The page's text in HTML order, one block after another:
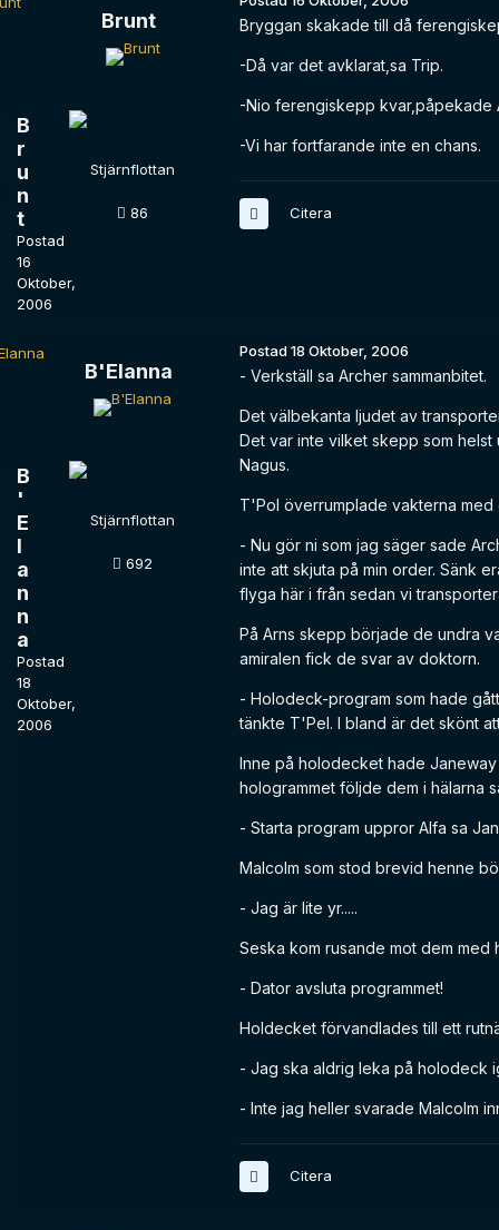
B
r
u
n
t
Postad
16
Oktober,
2006
Brunt
Stjärnflottan
86
Bryggan skakade till då
-Då var det avklarat,sa Trip.
-Nio ferengiskepp kvar,påpekade
-Vi har fortfarande inte en chans.
Citera
B
'
E
l
a
n
n
a
Postad
18
Oktober,
2006
B'Elanna
Stjärnflottan
692
Postad18 Oktober, 2006
- Verkställ sa Archer sammanbitet.
Det välbekanta ljudet av
Det var inte vilket skepp som
Nagus.
T'Pol överrumplade vakterna
- Nu gör ni som jag säger sade
inte att skjuta på min order. Sänk
flyga här i från sedan vi
På Arns skepp började de undra
amiralen fick de svar av doktorn.
- Holodeck-program som hade
tänkte T'Pel. I bland är det skönt
Inne på holodecket hade
hologrammet följde dem i hälarna
- Starta program uppror Alfa sa
Malcolm som stod brevid henne
- Jag är lite yr.....
Seska kom rusande mot dem med
- Dator avsluta programmet!
Holdecket förvandlades till ett
- Jag ska aldrig leka på holodeck
- Inte jag heller svarade Malcolm
Citera